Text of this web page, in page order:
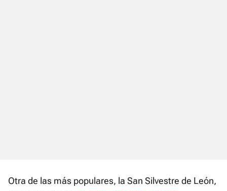
Otra de las más populares, la San Silvestre de León,